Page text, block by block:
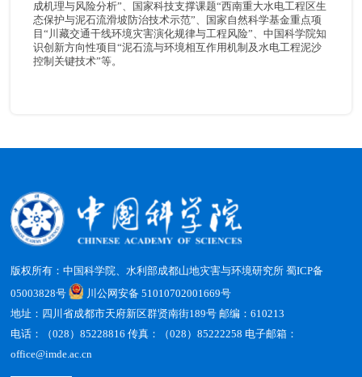
成机理与风险分析”、国家科技支撑课题“西南重大水电工程区生
态保护与泥石流滑坡防治技术示范”、国家自然科学基金重点项
目“川藏交通干线环境灾害演化规律与工程风险”、中国科学院知
识创新方向性项目“泥石流与环境相互作用机制及水电工程泥沙
控制关键技术”等。
版权所有：中国科学院、水利部成都山地灾害与环境研究所蜀ICP备
05003828号
川公网安备 51010702001669号
地址：四川省成都市天府新区群贤南街189号 邮编：610213
电话：（028）85228816 传真：（028）85222258 电子邮箱：
office@imde.ac.cn